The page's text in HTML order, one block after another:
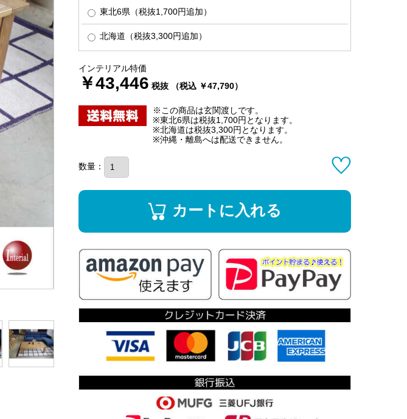
東北6県（税抜1,700円追加）
北海道（税抜3,300円追加）
インテリアル特価
￥43,446 税抜 （税込 ￥47,790）
※この商品は玄関渡しです。
※東北6県は税抜1,700円となります。
※北海道は税抜3,300円となります。
※沖縄・離島へは配送できません。
数量：
カートに入れる